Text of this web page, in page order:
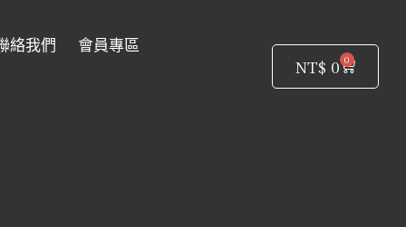
絡我們 會員專區
NT$ 0 0
購
物
籃